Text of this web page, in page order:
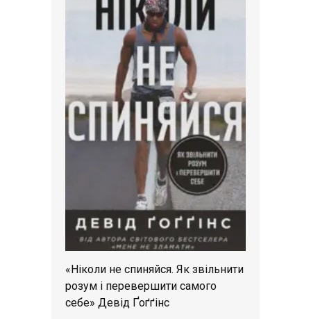
«Ніколи не спиняйся. Як звільнити
розум і перевершити самого
себе» Девід Ґоґґінс